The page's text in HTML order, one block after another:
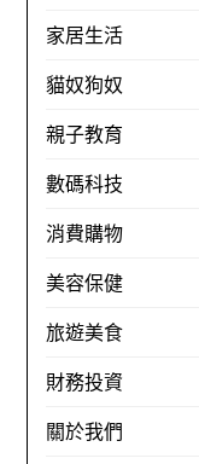
家居生活
貓奴狗奴
親子教育
數碼科技
消費購物
美容保健
旅遊美食
財務投資
關於我們